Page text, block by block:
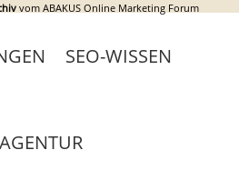
vom ABAKUS Online Marketing Forum
SEO-WISSEN